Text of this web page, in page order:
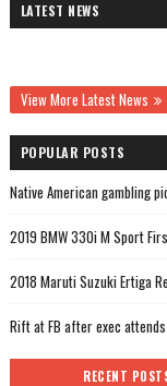
LATEST NEWS
View More Latest News
POPULAR POSTS
Native American gambling
2019 BMW 330i M Sport
2018 Maruti Suzuki Ertiga
Rift at FB after exec
RECENT